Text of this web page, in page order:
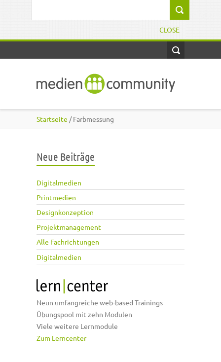
CLOSE
Startseite / Farbmessung
Neue Beiträge
Digitalmedien
Printmedien
Designkonzeption
Projektmanagement
Alle Fachrichtungen
Digitalmedien
Neun umfangreiche web-based Trainings
Übungspool mit zehn Modulen
Viele weitere Lernmodule
Zum Lerncenter